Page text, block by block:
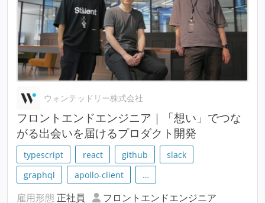
ウォンテッドリー株式会社
フロントエンドエンジニア｜「想い」でつな
がる出会いを届けるプロダクト開発
typescript react github
slack
graphql
apollo-client …
雇用形態 正社員 フロントエンドエンジニア